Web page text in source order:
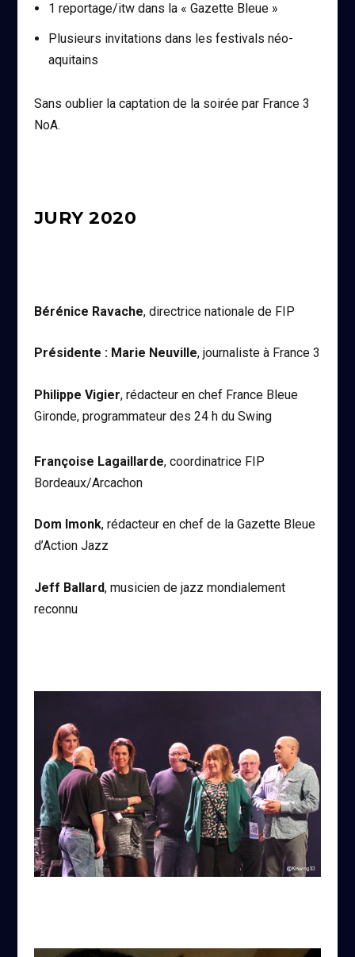
1 reportage/itw dans la « Gazette Bleue »
Plusieurs invitations dans les festivals néo-
aquitains
Sans oublier la captation de la soirée par France 3
NoA.
JURY 2020
Bérénice Ravache, directrice nationale de FIP
Présidente : Marie Neuville, journaliste à France 3
Philippe Vigier, rédacteur en chef France Bleue
Gironde, programmateur des 24 h du Swing
Françoise Lagaillarde, coordinatrice FIP
Bordeaux/Arcachon
Dom Imonk, rédacteur en chef de la Gazette Bleue
d’Action Jazz
Jeff Ballard, musicien de jazz mondialement
reconnu